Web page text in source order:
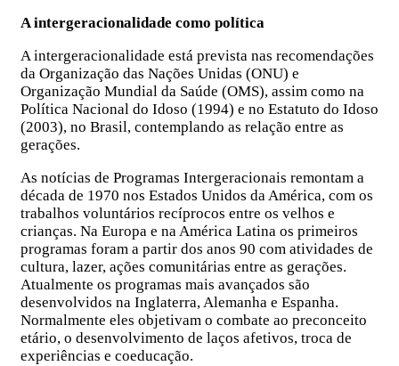
A intergeracionalidade como política
A intergeracionalidade está prevista nas recomendações
da Organização das Nações Unidas (ONU) e
Organização Mundial da Saúde (OMS), assim como na
Política Nacional do Idoso (1994) e no Estatuto do Idoso
(2003), no Brasil, contemplando as relação entre as
gerações.
As notícias de Programas Intergeracionais remontam a
década de 1970 nos Estados Unidos da América, com os
trabalhos voluntários recíprocos entre os velhos e
crianças. Na Europa e na América Latina os primeiros
programas foram a partir dos anos 90 com atividades de
cultura, lazer, ações comunitárias entre as gerações.
Atualmente os programas mais avançados são
desenvolvidos na Inglaterra, Alemanha e Espanha.
Normalmente eles objetivam o combate ao preconceito
etário, o desenvolvimento de laços afetivos, troca de
experiências e coeducação.